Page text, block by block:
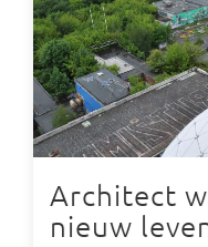
Architect
nieuw